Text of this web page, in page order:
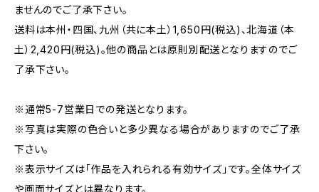
ませんのでご了承下さい。
送料は本州・四国、九州（共に本土）1,650円(税込)、北海道（本
土）2,420円(税込)。他の商品とは原則別配送となりますのでご
了承下さい。
※通常5-7営業日での発送となります。
※写真は実際の色合いと多少異なる場合がありますのでご了承
下さい。
※表示サイズは「作品を入れられる有効サイズ」です。全体サイズ
や画面サイズとは異なります。